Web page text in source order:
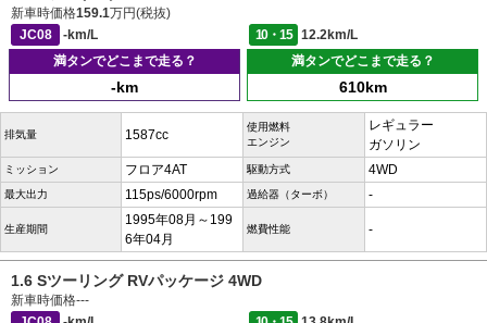
新車時価格159.1万円(税抜)
JC08
-km/L 10・15
12.2km/L
満タンでどこまで走る？
-km
満タンでどこまで走る？
610km
排気量 1587cc
使用燃料
エンジン
レギュラー
ガソリン
ミッション フロア4AT 駆動方式 4WD
最大出力 115ps/6000rpm 過給器（ターボ） -
生産期間
1995年08月～199
6年04月
燃費性能 -
1.6 Sツーリング RVパッケージ 4WD
新車時価格---